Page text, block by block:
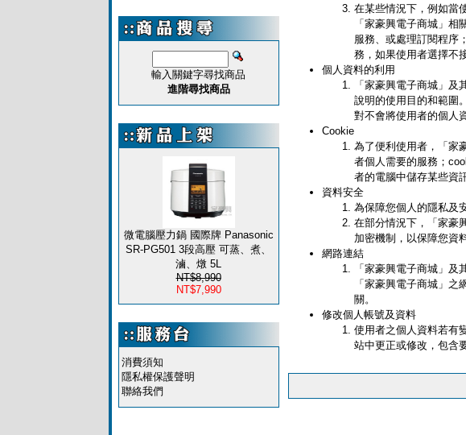
輸入關鍵字尋找商品
進階尋找商品
微電腦壓力鍋 國際牌 Panasonic
SR-PG501 3段高壓 可蒸、煮、
滷、燉 5L
NT$8,990
NT$7,990
消費須知
隱私權保護聲明
聯絡我們
在某些情況下，例如當
「家豪興電子商城」
服務、或處理訂閱程序
務，如果使用者選擇不
個人資料的利用
「家豪興電子商城」
說明的使用目的和範圍
對不會將使用者的個人
Cookie
為了便利使用者，「家
者個人需要的服務；
者的電腦中儲存某些資
資料安全
為保障您個人的隱私及
在部分情況下，「家豪
加密機制，以保障您資
網路連結
「家豪興電子商城」
「家豪興電子商城」
關。
修改個人帳號及資料
使用者之個人資料若有
站中更正或修改，包含